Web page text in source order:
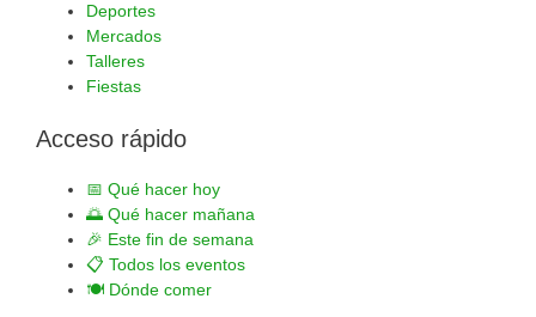
Deportes
Mercados
Talleres
Fiestas
Acceso rápido
📅 Qué hacer hoy
🌅 Qué hacer mañana
🎉 Este fin de semana
📋 Todos los eventos
🍽️ Dónde comer